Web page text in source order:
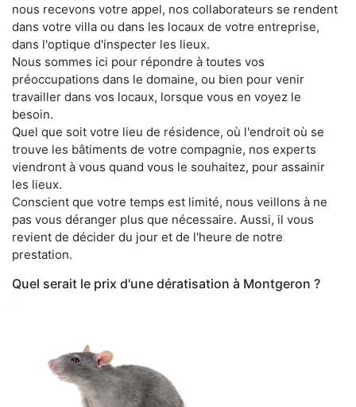
nous recevons votre appel, nos collaborateurs se rendent
dans votre villa ou dans les locaux de votre entreprise,
dans l'optique d'inspecter les lieux.
Nous sommes ici pour répondre à toutes vos
préoccupations dans le domaine, ou bien pour venir
travailler dans vos locaux, lorsque vous en voyez le
besoin.
Quel que soit votre lieu de résidence, où l'endroit où se
trouve les bâtiments de votre compagnie, nos experts
viendront à vous quand vous le souhaitez, pour assainir
les lieux.
Conscient que votre temps est limité, nous veillons à ne
pas vous déranger plus que nécessaire. Aussi, il vous
revient de décider du jour et de l'heure de notre
prestation.
Quel serait le prix d'une dératisation à Montgeron ?